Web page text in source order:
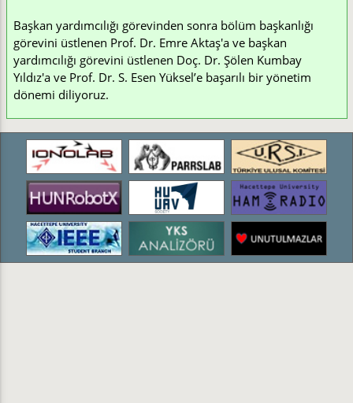
Başkan yardımcılığı görevinden sonra bölüm başkanlığı
görevini üstlenen Prof. Dr. Emre Aktaş'a ve başkan
yardımcılığı görevini üstlenen Doç. Dr. Şölen Kumbay
Yıldız'a ve Prof. Dr. S. Esen Yüksel’e başarılı bir yönetim
dönemi diliyoruz.